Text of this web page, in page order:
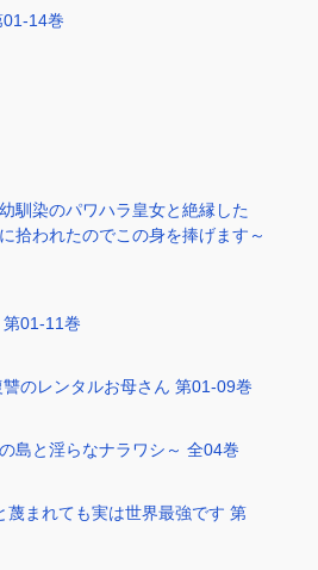
14巻
馴染のパワハラ皇女と絶縁した
拾われたのでこの身を捧げます～
01-11巻
のレンタルお母さん 第01-09巻
島と淫らなナラワシ～ 全04巻
蔑まれても実は世界最強です 第